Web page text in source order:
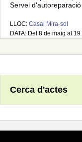
Servei d'autoreparació
LLOC: Casal Mira-sol
DATA: Del 8 de maig al
Cerca d'actes